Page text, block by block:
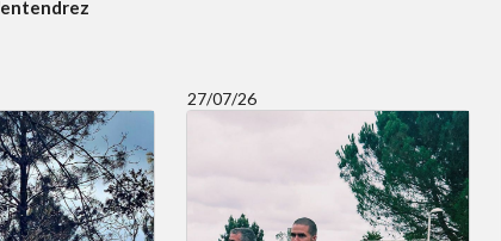
27/07/26